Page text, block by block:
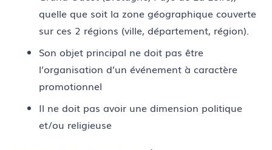
quelle que soit la zone géographique couverte
sur ces 2 régions (ville, département, région).
Son objet principal ne doit pas être
l’organisation d’un événement à caractère
promotionnel
Il ne doit pas avoir une dimension politique
et/ou religieuse